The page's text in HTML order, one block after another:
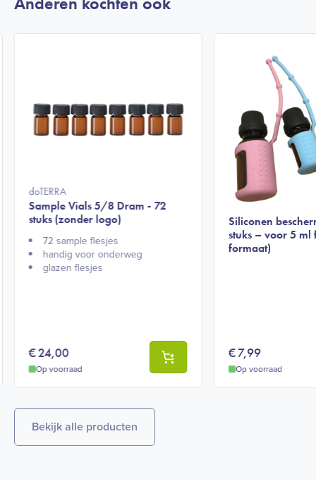
doTERRA
Sample Vials 5/8 Dram - 72
stuks (zonder logo)
72 sample flesjes
handig voor onderweg
glazen flesjes
€24,00
Op voorraad
Siliconen
stuks – voor 5 ml
formaat)
€7,99
Op voorraad
Bekijk alle producten